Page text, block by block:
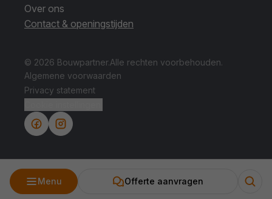
Menu Offerte aanvragen
Over ons
Contact & openingstijden
© 2026 Bouwpartner.Alle rechten voorbehouden.
Algemene voorwaarden
Privacy statement